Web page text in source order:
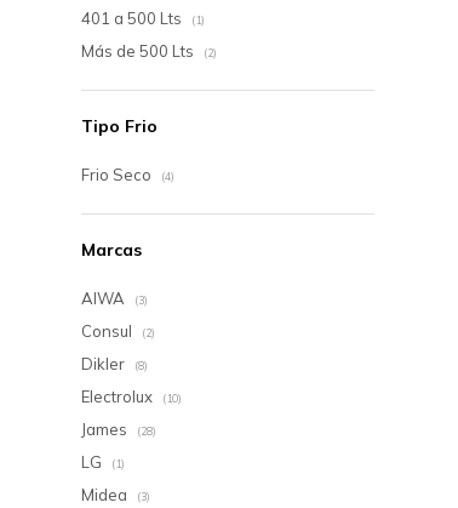
401 a 500 Lts (1)
Más de 500 Lts (2)
Tipo Frio
Frio Seco (4)
Marcas
AIWA (3)
Consul (2)
Dikler (8)
Electrolux (10)
James (28)
LG (1)
Midea (3)